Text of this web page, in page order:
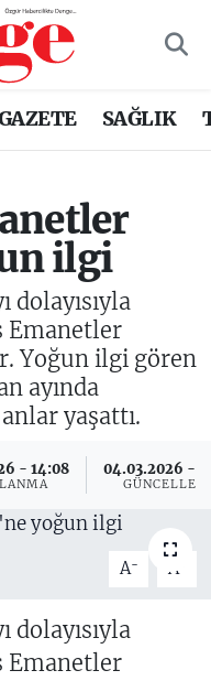
SAĞLIK
ilgi
dolayısıyla
Emanetler
Yoğun ilgi gören
ayında
yaşattı.
- 14:08 04.03.2026 -
A- A
dolayısıyla
Emanetler
ve Fikstür